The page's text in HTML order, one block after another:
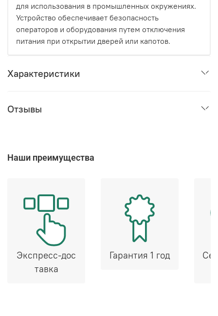
для использования в промышленных окружениях.
Устройство обеспечивает безопасность
операторов и оборудования путем отключения
питания при открытии дверей или капотов.
Характеристики
Отзывы
Наши преимущества
Экспресс-дос
тавка
Гарантия 1 год